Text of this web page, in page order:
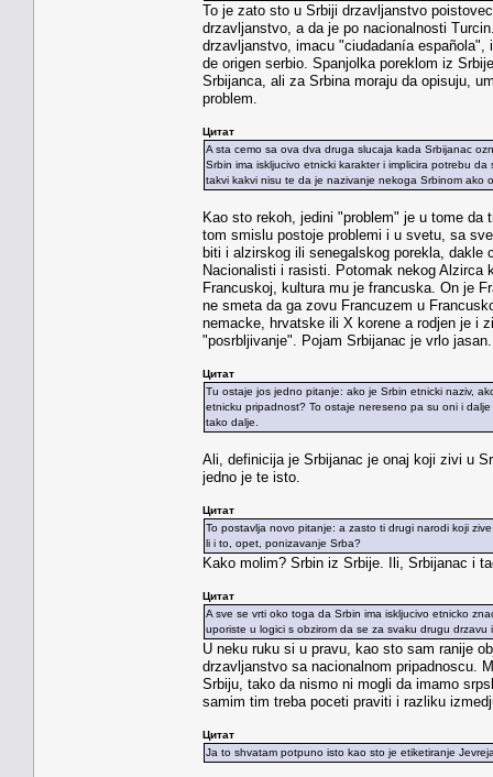
To je zato sto u Srbiji drzavljanstvo
drzavljanstvo, a da je po nacionalnosti
drzavljanstvo, imacu "ciudadanía
de origen serbio. Spanjolka poreklom iz
Srbijanca, ali za Srbina moraju da opisuju,
problem.
Цитат
A sta cemo sa ova dva druga slucaja kada Srbijanac
Srbin ima iskljucivo etnicki karakter i implicira potrebu
takvi kakvi nisu te da je nazivanje nekoga Srbinom ako
Kao sto rekoh, jedini "problem" je u tome da
tom smislu postoje problemi i u svetu, sa
biti i alzirskog ili senegalskog porekla, dakle
Nacionalisti i rasisti. Potomak nekog Alzirca
Francuskoj, kultura mu je francuska. On je
ne smeta da ga zovu Francuzem u
nemacke, hrvatske ili X korene a rodjen je i
"posrbljivanje". Pojam Srbijanac je vrlo
Цитат
Tu ostaje jos jedno pitanje: ako je Srbin etnicki naziv,
etnicku pripadnost? To ostaje nereseno pa su oni i
tako dalje.
Ali, definicija je Srbijanac je onaj koji zivi u
jedno je te isto.
Цитат
To postavlja novo pitanje: a zasto ti drugi narodi koji
li i to, opet, ponizavanje Srba?
Kako molim? Srbin iz Srbije. Ili, Srbijanac i
Цитат
A sve se vrti oko toga da Srbin ima iskljucivo etnicko
uporiste u logici s obzirom da se za svaku drugu
U neku ruku si u pravu, kao sto sam ranije
drzavljanstvo sa nacionalnom pripadnoscu.
Srbiju, tako da nismo ni mogli da imamo
samim tim treba poceti praviti i razliku
Цитат
Ja to shvatam potpuno isto kao sto je etiketiranje